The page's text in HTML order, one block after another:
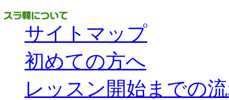
サイトマップ
初めての方へ
レッスン開始までの